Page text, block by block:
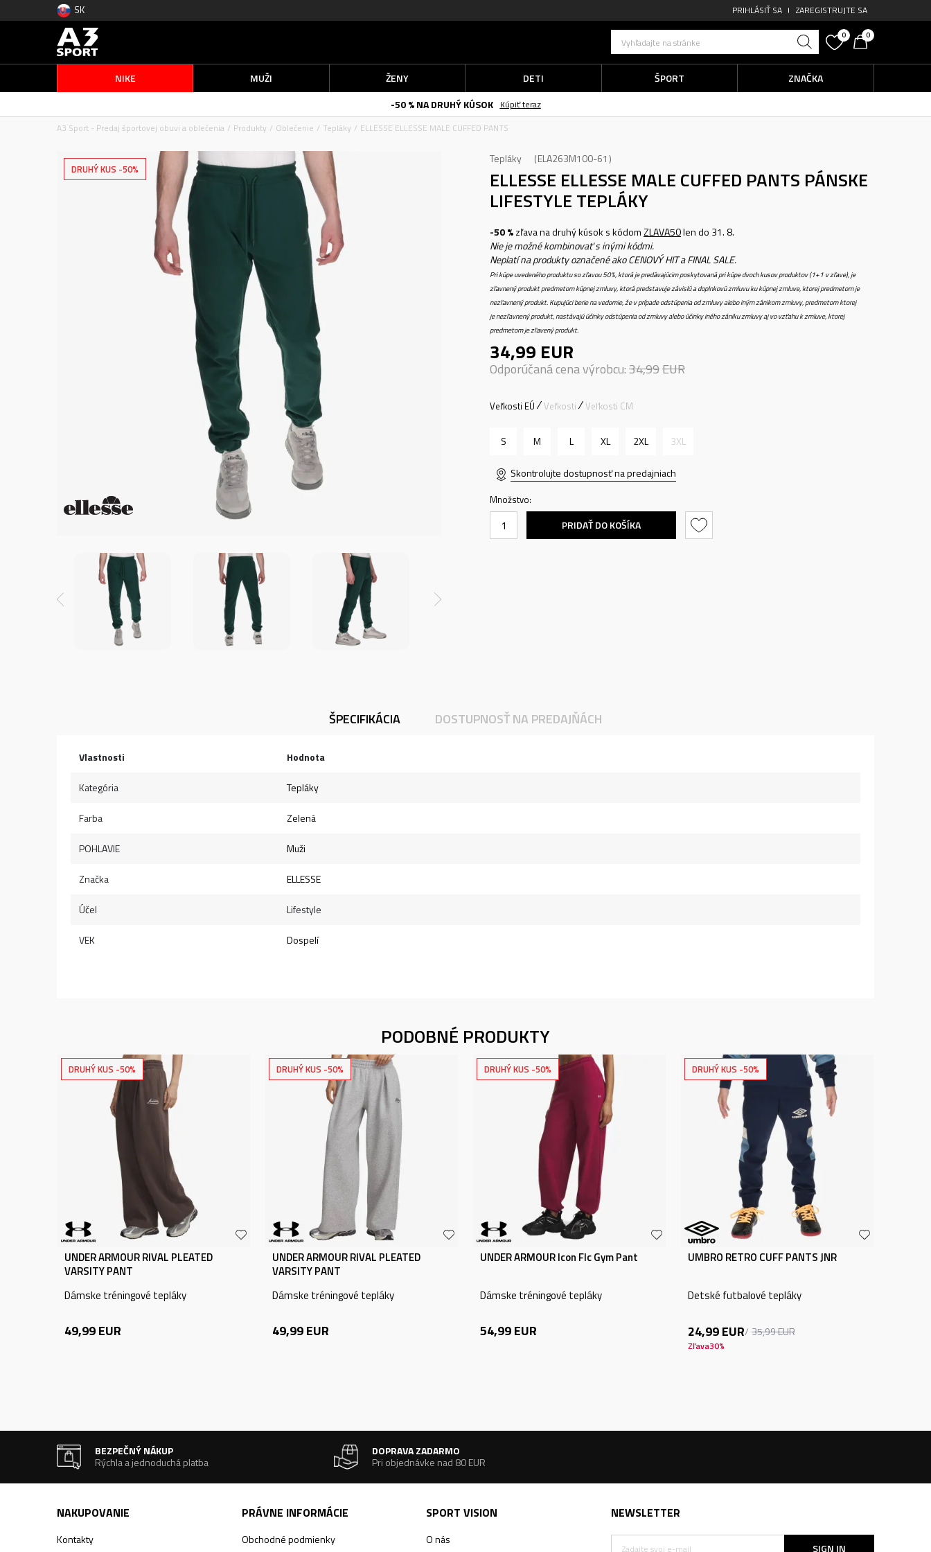
SK PRIHLÁSIŤ SA ZAREGISTRUJTE SA
Vyhľadajte na stránke
0 0
NIKE MUŽI ŽENY DETI ŠPORT
ZNAČKA
-50 % NA DRUHÝ KÚSOK
Kúpiť teraz
A3 Sport - Predaj športovej obuvi a oblečenia
Produkty Oblečenie Tepláky ELLESSE ELLESSE MALE CUFFED PANTS
DRUHÝ KUS -50%
Tepláky ELA263M100-61
ELLESSE ELLESSE MALE CUFFED PANTS PÁNSKE
LIFESTYLE TEPLÁKY
-50 %zľava na druhý kúsok s kódomZLAVA50len do 31. 8.
Nie je možné kombinovať s inými kódmi.
Neplatí na produkty označené ako CENOVÝ HIT a FINAL SALE.
Pri kúpe uvedeného produktu so zľavou 50%, ktorá je predávajúcim poskytovaná pri kúpe dvoch kusov produktov (1+1 v zľave), je
zľavnený produkt predmetom kúpnej zmluvy, ktorá predstavuje závislú a doplnkovú zmluvu ku kúpnej zmluve, ktorej predmetom je
nezľavnený produkt. Kupujúci berie na vedomie, že v prípade odstúpenia od zmluvy alebo iným zánikom zmluvy, predmetom ktorej
je nezľavnený produkt, nastávajú účinky odstúpenia od zmluvy alebo účinky iného zániku zmluvy aj vo vzťahu k zmluve, ktorej
predmetom je zľavený produkt.
34,99 EUR
Odporúčaná cena výrobcu:34,99EUR
Veľkosti EÚ Veľkosti Veľkosti CM
S M L XL 2XL 3XL
Skontrolujte dostupnosť na predajniach
Množstvo:
PRIDAŤ DO KOŠÍKA
ŠPECIFIKÁCIA DOSTUPNOSŤ NA PREDAJŇÁCH
Vlastnosti Hodnota
Kategória Tepláky
Farba Zelená
POHLAVIE Muži
Značka ELLESSE
Účel Lifestyle
VEK Dospelí
PODOBNÉ PRODUKTY
DRUHÝ KUS -50%
UNDER ARMOUR RIVAL PLEATED
VARSITY PANT
Dámske tréningové tepláky
49,99EUR
DRUHÝ KUS -50%
UNDER ARMOUR RIVAL PLEATED
VARSITY PANT
Dámske tréningové tepláky
49,99EUR
DRUHÝ KUS -50%
UNDER ARMOUR Icon Flc Gym Pant
Dámske tréningové tepláky
54,99EUR
DRUHÝ KUS -50%
UMBRO RETRO CUFF PANTS JNR
Detské futbalové tepláky
24,99EUR 35,99EUR
Zľava30%
BEZPEČNÝ NÁKUP
Rýchla a jednoduchá platba
DOPRAVA ZADARMO
Pri objednávke nad 80 EUR
NAKUPOVANIE
Kontakty
PRÁVNE INFORMÁCIE
Obchodné podmienky
SPORT VISION
O nás
NEWSLETTER
SIGN IN